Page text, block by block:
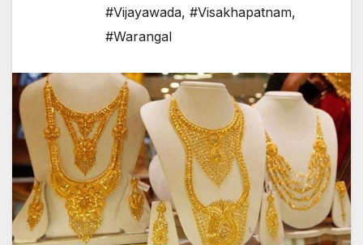
#Vijayawada, #Visakhapatnam,
#Warangal